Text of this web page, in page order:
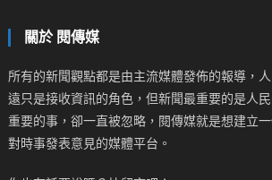
關於 閱傳媒
所有的新聞觀點都是由主流媒體發佈的報導，
遠只是接收資訊的角色，但新聞最重要的是人
重要的事，卻一直被忽略，閱傳媒就是想建立
對時事發表意見的媒體平台。